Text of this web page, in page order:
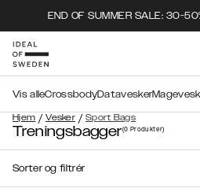
END OF SUMMER SALE: 30-
Hjem / Vesker / Sport Bags
Vis alleCrossbodyDatavesker
Treningsbagger(0 Produkter)
Sorter og filtrér